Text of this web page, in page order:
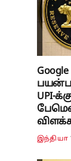
Google
UPI-
இந்தியா